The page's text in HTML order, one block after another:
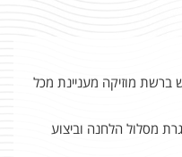
ברשת מוזיקה מעניינת מכל
מסלול הלחנה וביצוע